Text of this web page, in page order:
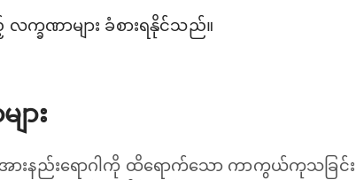
က္ခဏာများ ခံစားရနိုင်သည်။
ား
နည်းရောဂါကို ထိရောက်သော ကာကွယ်ကုသခြင်းမ